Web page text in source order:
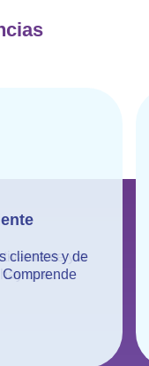
clientes y de